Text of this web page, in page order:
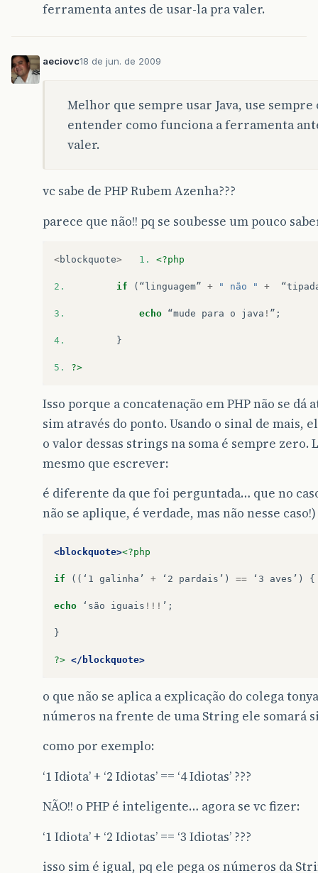
ferramenta antes de usar-la pra valer.
aeciovc18 de jun. de 2009
Melhor que sempre usar Java, use
entender como funciona a ferramenta
valer.
vc sabe de PHP Rubem Azenha???
parece que não!! pq se soubesse um pouco
<blockquote> 1. <?php
2. if ( “linguagem” + " não " +
3. echo “mude para o java ! ” ;
4. }
5. ?>
Isso porque a concatenação em PHP não se dá
sim através do ponto. Usando o sinal de mais,
o valor dessas strings na soma é sempre zero.
mesmo que escrever:
é diferente da que foi perguntada… que no
não se aplique, é verdade, mas não nesse caso!)
<blockquote><?php
if (( ‘1 galinha’ + ‘2 pardais’ ) == ‘3 aves’ ) {
echo ‘são iguais !!! ’ ;
}
?> </blockquote>
o que não se aplica a explicação do colega
números na frente de uma String ele somará
como por exemplo:
‘1 Idiota’ + ‘2 Idiotas’ == ‘4 Idiotas’ ???
NÃO!! o PHP é inteligente… agora se vc fizer:
‘1 Idiota’ + ‘2 Idiotas’ == ‘3 Idiotas’ ???
isso sim é igual, pq ele pega os números da